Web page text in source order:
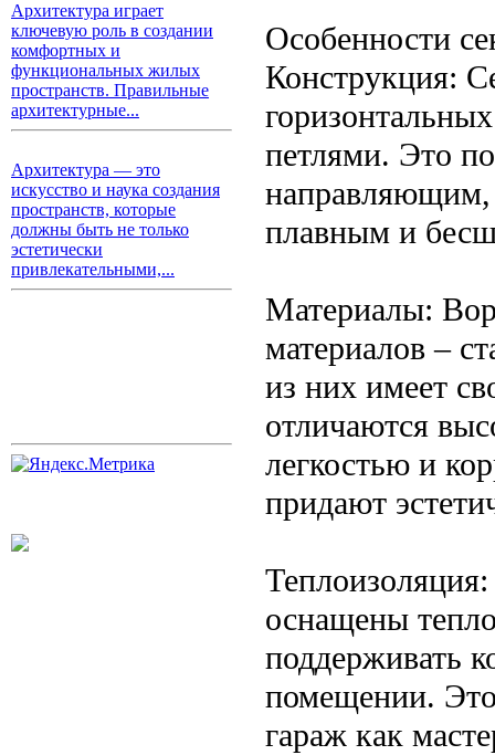
Архитектура играет
ключевую роль в создании
комфортных и
функциональных жилых
пространств. Правильные
архитектурные...
Архитектура — это
искусство и наука создания
пространств, которые
должны быть не только
эстетически
привлекательными,...
Особенности
Конструкция:
петлями. Это
направляющим,
плавным и
Материалы:
материалов –
из них имеет
отличаются
легкостью и
придают
оснащены
поддерживать
помещении. Это
гараж как